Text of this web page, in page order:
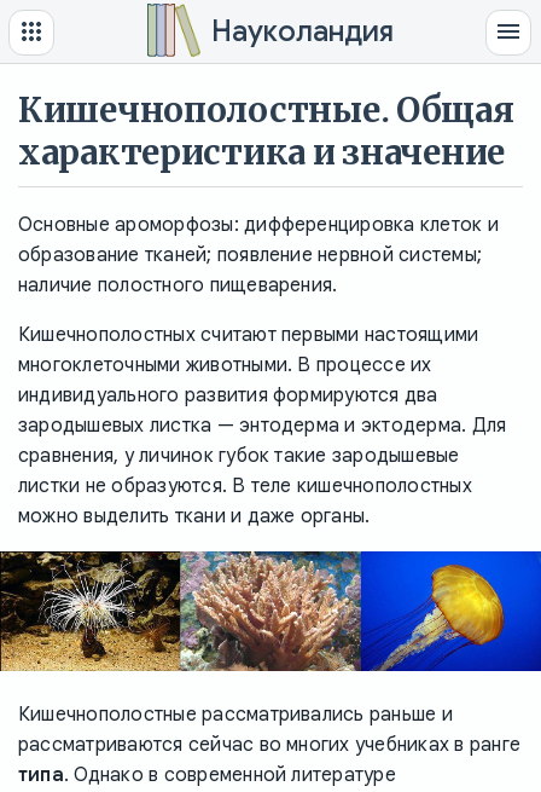
Науколандия
Кишечнополостные. Общая
характеристика и значение
Основные ароморфозы: дифференцировка клеток и
образование тканей; появление нервной системы;
наличие полостного пищеварения.
Кишечнополостных считают первыми настоящими
многоклеточными животными. В процессе их
индивидуального развития формируются два
зародышевых листка — энтодерма и эктодерма. Для
сравнения, у личинок губок такие зародышевые
листки не образуются. В теле кишечнополостных
можно выделить ткани и даже органы.
Кишечнополостные рассматривались раньше и
рассматриваются сейчас во многих учебниках в ранге
типа. Однако в современной литературе